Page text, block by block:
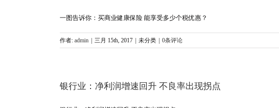
一图告诉你：买商业健康保险 能享受多少个税优惠？
作者: admin 三月 15th, 2017 未分类 0条评论
银行业：净利润增速回升 不良率出现拐点